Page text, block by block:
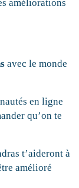
améliorations
avec le monde
en ligne
qu’on te
t’aideront à
amélioré